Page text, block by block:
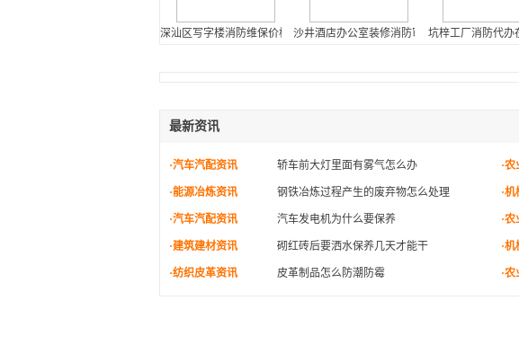
深汕区写字楼消防维保价格 沙井酒店办公室装修消防审批报验电话
坑梓工厂消防代办
最新资讯
·汽车汽配资讯 轿车前大灯里面有雾气怎么办 ·
·能源冶炼资讯 钢铁冶炼过程产生的废弃物怎么处理 ·
·汽车汽配资讯 汽车发电机为什么要保养 ·
·建筑建材资讯 砌红砖后要洒水保养几天才能干 ·
·纺织皮革资讯 皮革制品怎么防潮防霉 ·